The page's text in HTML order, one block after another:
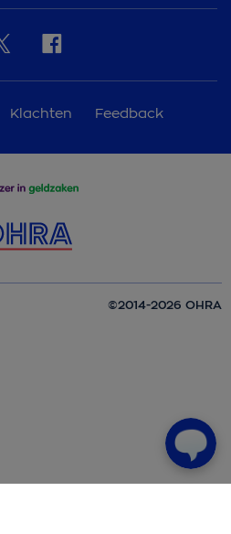
Klachten Feedback
©2014-2026 OHRA